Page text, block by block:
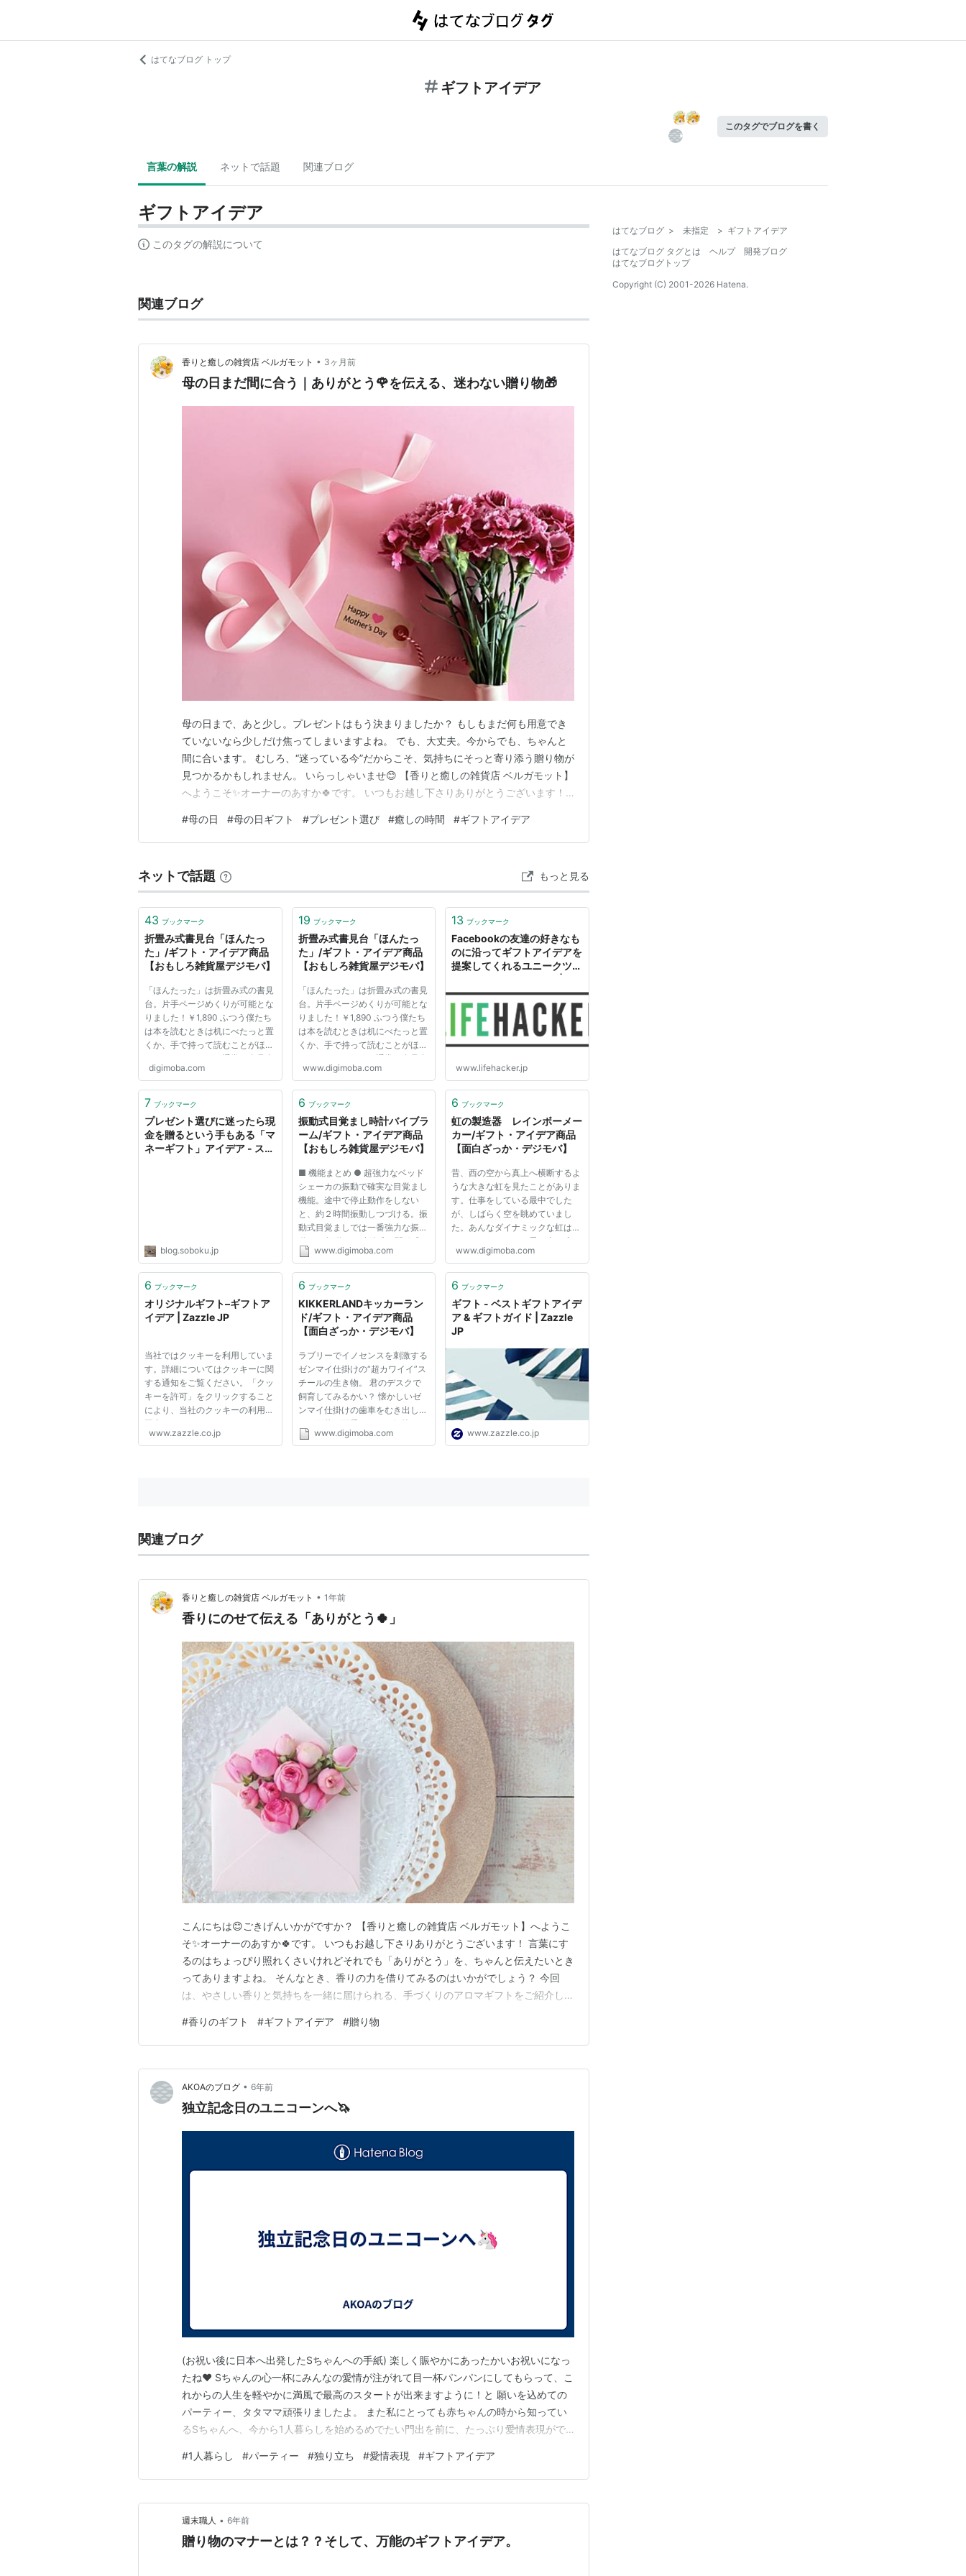
はてなブログ トップ
ギフトアイデア
このタグでブログを書く
言葉の解説 ネットで話題 関連ブログ
ギフトアイデア
このタグの解説について
関連ブログ
香りと癒しの雑貨店 ベルガモット • 3ヶ月前
母の日まだ間に合う｜ありがとう🌹を伝える、迷わない贈り物🎁
母の日まで、あと少し。プレゼントはもう決まりましたか？ もしもまだ何も用意でき
ていないなら少しだけ焦ってしまいますよね。 でも、大丈夫。今からでも、ちゃんと
間に合います。 むしろ、“迷っている今”だからこそ、気持ちにそっと寄り添う贈り物が
見つかるかもしれません。 いらっしゃいませ😊 【香りと癒しの雑貨店 ベルガモット】
へようこそ✨オーナーのあすか🍀です。 いつもお越し下さりありがとうございます！
瞬間を贈る」やさしい時間のティーギフト 👓「がんばる目元に、やさしい休息を」お
やすみ前のリラックスギフト 🎁 まとめ それ…
#母の日 #母の日ギフト #プレゼント選び #癒しの時間 #ギフトアイデア
ネットで話題 もっと見る
43 ブックマーク
折畳み式書見台「ほんたっ
た」/ギフト・アイデア商品
【おもしろ雑貨屋デジモバ】
「ほんたった」は折畳み式の書見
台。片手ページめくりが可能とな
りました！￥1,890 ふつう僕たち
は本を読むときは机にべたっと置
くか、手で持って読むことがほと
んどだよね。だから通常は書見台
などは使わない。それが当たり前
った」を使ってみるともう手離せ
digimoba.com
19 ブックマーク
折畳み式書見台「ほんたっ
た」/ギフト・アイデア商品
【おもしろ雑貨屋デジモバ】
「ほんたった」は折畳み式の書見
台。片手ページめくりが可能とな
りました！￥1,890 ふつう僕たち
は本を読むときは机にべたっと置
くか、手で持って読むことがほと
んどだよね。だから通常は書見台
などは使わない。それが当たり前
った」を使ってみるともう手離せ
www.digimoba.com
13 ブックマーク
Facebookの友達の好きなも
のに沿ってギフトアイデアを
提案してくれるユニークツー
イフハッカー・ジャパン
www.lifehacker.jp
7 ブックマーク
プレゼント選びに迷ったら現
金を贈るという手もある「マ
ネーギフト」アイデア - スロ
blog.soboku.jp
6 ブックマーク
振動式目覚まし時計バイブラ
ーム/ギフト・アイデア商品
【おもしろ雑貨屋デジモバ】
■ 機能まとめ ● 超強力なベッド
シェーカの振動で確実な目覚まし
機能。途中で停止動作をしない
と、約２時間振動しつづける。振
動式目覚ましでは一番強力な振
動。 ●振動は、連続式と間歇式の
２種類から選ぶことができる。 ●
させることもできる。 ● ９分毎
ー...
www.digimoba.com
6 ブックマーク
虹の製造器 レインボーメー
カー/ギフト・アイデア商品
【面白ざっか・デジモバ】
昔、西の空から真上へ横断するよ
うな大きな虹を見たことがありま
す。仕事をしている最中でした
が、しばらく空を眺めていまし
た。あんなダイナミックな虹はめ
ったになかったなと思い出す度
に、爽やかな風が心の中を吹き抜
ことに、自然の虹はいつも見れる
自分...
www.digimoba.com
6 ブックマーク
オリジナルギフト–ギフトア
イデア | Zazzle JP
当社ではクッキーを利用していま
す。詳細についてはクッキーに関
する通知をご覧ください。「クッ
キーを許可」をクリックすること
により、当社のクッキーの利用に
同意いただいたこととみなしま
す。
www.zazzle.co.jp
6 ブックマーク
KIKKERLANDキッカーラン
ド/ギフト・アイデア商品
【面白ざっか・デジモバ】
ラブリーでイノセンスを刺激する
ゼンマイ仕掛けの“超カワイイ”ス
チールの生き物。 君のデスクで
飼育してみるかい？ 懐かしいゼ
ンマイ仕掛けの歯車をむき出しに
した形状が可愛らしく、軽快にデ
ザインされています。止まってい
www.digimoba.com
6 ブックマーク
ギフト - ベストギフトアイデ
ア & ギフトガイド | Zazzle
JP
www.zazzle.co.jp
関連ブログ
香りと癒しの雑貨店 ベルガモット • 1年前
香りにのせて伝える「ありがとう🍀」
こんにちは😊ごきげんいかがですか？ 【香りと癒しの雑貨店 ベルガモット】へようこ
そ✨オーナーのあすか🍀です。 いつもお越し下さりありがとうございます！ 言葉にす
るのはちょっぴり照れくさいけれどそれでも「ありがとう」を、ちゃんと伝えたいとき
ってありますよね。 そんなとき、香りの力を借りてみるのはいかがでしょう？ 今回
は、やさしい香りと気持ちを一緒に届けられる、手づくりのアロマギフトをご紹介しま
とミニ精油セット 〜読書時間に寄り添う、小さなアロマギフト〜 おすすめの香り ≪ち
ょこっと作り方のポイント≫ ■ 香りをまと…
#香りのギフト #ギフトアイデア #贈り物
AKOAのブログ • 6年前
独立記念日のユニコーンへ🦄
(お祝い後に日本へ出発したSちゃんへの手紙) 楽しく賑やかにあったかいお祝いになっ
たね❤️ Sちゃんの心一杯にみんなの愛情が注がれて目一杯パンパンにしてもらって、こ
れからの人生を軽やかに満風で最高のスタートが出来ますように！と 願いを込めての
パーティー、タタママ頑張りましたよ。 また私にとっても赤ちゃんの時から知ってい
るSちゃんへ、今から1人暮らしを始めるめでたい門出を前に、たっぷり愛情表現がで
初めてのパーティーらしいパーティーのオーガナイズでドキドキだったけど、イメージ
したものが出来た感じで初めてにしては上出来…
#1人暮らし #パーティー #独り立ち #愛情表現 #ギフトアイデア
週末職人 • 6年前
贈り物のマナーとは？？そして、万能のギフトアイデア。
はてなブログ > 未指定 > ギフトアイデア
はてなブログ タグとは
ヘルプ
開発ブログ
はてなブログトップ
Copyright (C) 2001-2026 Hatena.